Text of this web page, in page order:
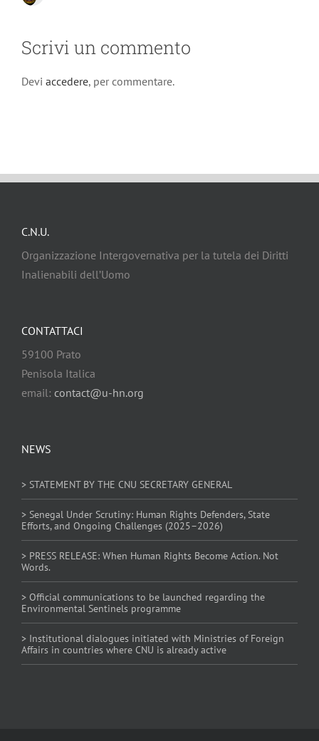
Scrivi un commento
Devi accedere, per commentare.
C.N.U.
Organizzazione Intergovernativa per la tutela dei Diritti
Inalienabili dell’Uomo
NEWS
> STATEMENT BY THE CNU SECRETARY GENERAL
> Senegal Under Scrutiny: Human Rights Defenders, State
Efforts, and Ongoing Challenges (2025–2026)
> PRESS RELEASE: When Human Rights Become Action. Not
Words.
> Official communications to be launched regarding the
Environmental Sentinels programme
> Institutional dialogues initiated with Ministries of Foreign
Affairs in countries where CNU is already active
CONTATTACI
59100 Prato
Penisola Italica
email: contact@u-hn.org